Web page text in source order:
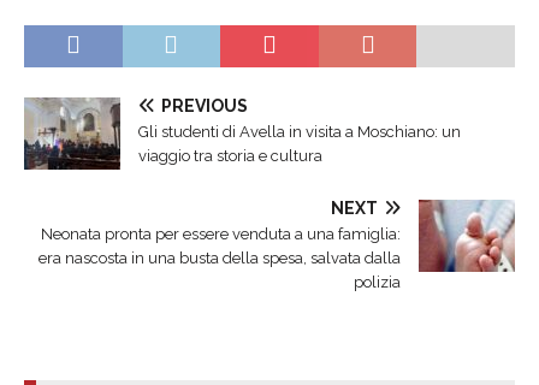
PREVIOUS
Gli studenti di Avella in visita a Moschiano: un
viaggio tra storia e cultura
NEXT
Neonata pronta per essere venduta a una famiglia:
era nascosta in una busta della spesa, salvata dalla
polizia